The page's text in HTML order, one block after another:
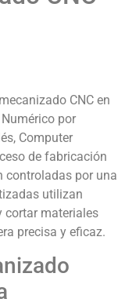
CNC en
por
Computer
de fabricación
controladas por una
utilizan
cortar materiales
precisa y eficaz.